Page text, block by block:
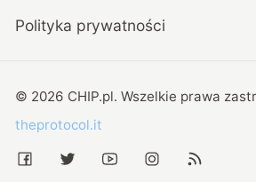
Polityka prywatności
© 2026 CHIP.pl. Wszelkie prawa
theprotocol.it